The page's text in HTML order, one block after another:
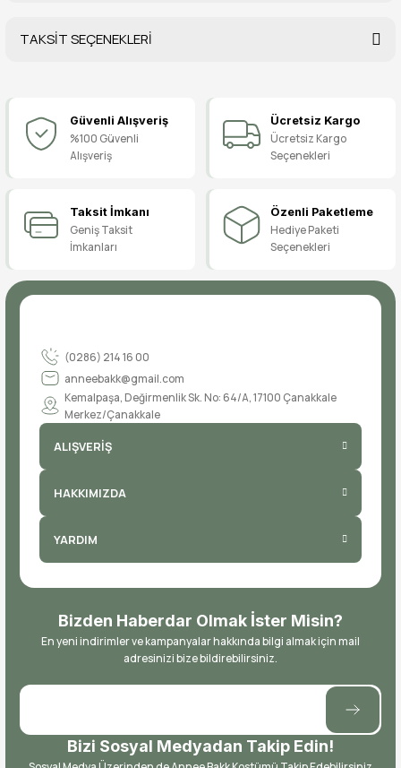
Yorum Yaz
TAKSİT SEÇENEKLERİ
Güvenli Alışveriş
%100 Güvenli
Alışveriş
Ücretsiz Kargo
Ücretsiz Kargo
Seçenekleri
Taksit İmkanı
Geniş Taksit
İmkanları
Özenli Paketleme
Hediye Paketi
Seçenekleri
(0286) 214 16 00
anneebakk@gmail.com
Kemalpaşa, Değirmenlik Sk. No: 64/A, 17100 Çanakkale
Merkez/Çanakkale
ALIŞVERİŞ
HAKKIMIZDA
YARDIM
Bizden Haberdar Olmak İster Misin?
En yeni indirimler ve kampanyalar hakkında bilgi almak için mail
adresinizi bize bildirebilirsiniz.
Bizi Sosyal Medyadan Takip Edin!